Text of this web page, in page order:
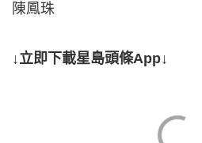
陳鳳珠
↓立即下載星島頭條App↓